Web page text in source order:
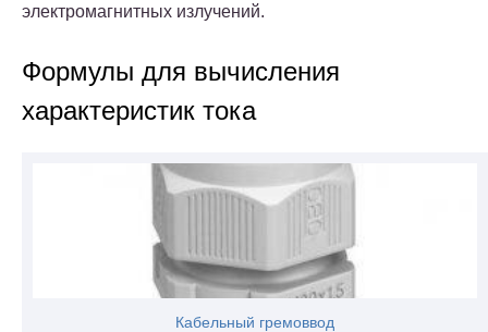
электромагнитных излучений.
Формулы для вычисления
характеристик тока
Кабельный гремоввод